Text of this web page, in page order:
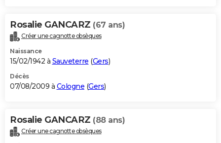
Rosalie GANCARZ (67 ans)
Créer une cagnotte obsèques
Naissance
15/02/1942 à Sauveterre (Gers)
Décès
07/08/2009 à Cologne (Gers)
Rosalie GANCARZ (88 ans)
Créer une cagnotte obsèques